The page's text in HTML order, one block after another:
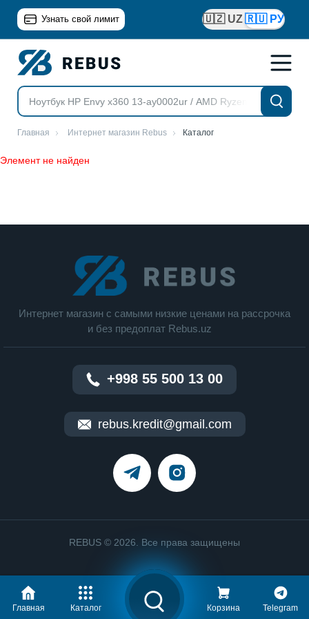
Узнать свой лимит 🇺🇿 UZ🇷🇺 РУ
Главная Интернет магазин Rebus Каталог
Элемент не найден
Интернет магазин c cамыми низкие ценами на рассрочка
и без предоплат Rebus.uz
+998 55 500 13 00
rebus.kredit@gmail.com
REBUS © 2026. Все права защищены
Главная Каталог Корзина Telegram